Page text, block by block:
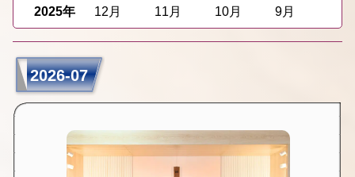
2025年
12月 11月 10月 9月
2026-07